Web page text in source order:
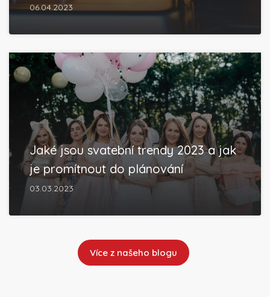
06.04.2023
Jaké jsou svatební trendy 2023 a jak
je promítnout do plánování
03.03.2023
Více z našeho blogu